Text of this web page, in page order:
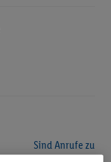
Nächster
Sind Anrufe zu